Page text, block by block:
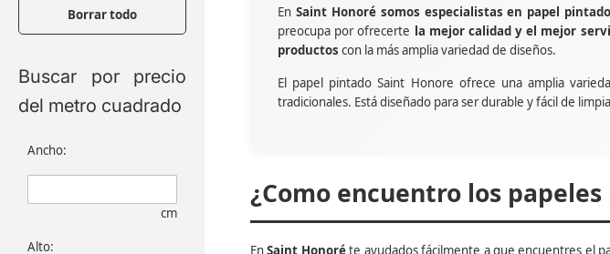
En Saint Honoré somos especialistas en papel
preocupa por ofrecerte la mejor calidad y el mejor
productos con la más amplia variedad de diseños.
El papel pintado Saint Honore ofrece una amplia
tradicionales. Está diseñado para ser durable y fácil de
¿Como encuentro los
EnSaint Honoréte ayudados fácilmente a que encuentres el
Buscar por precio
del metro cuadrado
Ancho:
cm
Alto:
Borrar todo